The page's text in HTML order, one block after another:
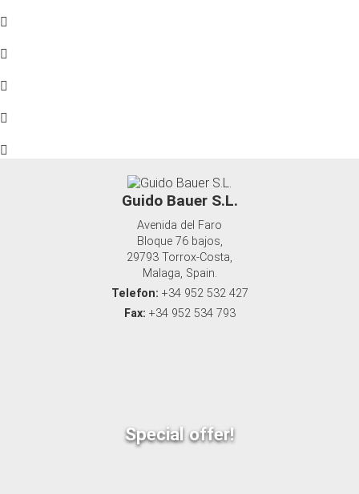
Guido Bauer S.L.
Avenida del Faro
Bloque 76 bajos,
29793 Torrox-Costa,
Malaga, Spain.
Telefon: +34 952 532 427
Fax: +34 952 534 793
Special offer!